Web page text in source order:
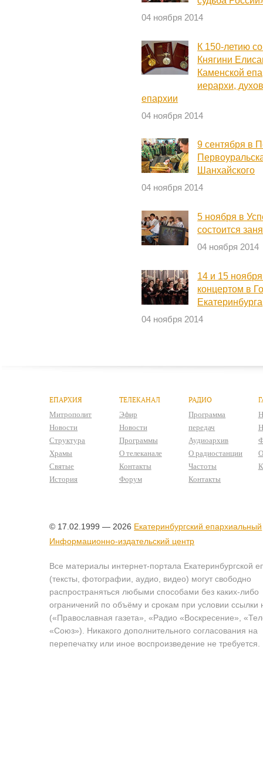
04 ноября 2014
К 150-летию
Княгини
Каменской
иерархи,
епархии
04 ноября 2014
9 сентября в
Шанхайского
04 ноября 2014
5 ноября в
состоится
04 ноября 2014
14 и 15
концертом в
Екатеринбурга
04 ноября 2014
ЕПАРХИЯ
Митрополит
Новости
Структура
Храмы
Святые
История
ТЕЛЕКАНАЛ
Эфир
Новости
Программы
О телеканале
Контакты
Форум
РАДИО
Программа
передач
Аудиоархив
О радиостанции
Частоты
Контакты
© 17.02.1999 — 2026 Екатеринбургский епархиальный
Информационно-издательский центр
Все материалы интернет-портала Екатеринбургской
(тексты, фотографии, аудио, видео) могут свободно
распространяться любыми способами без каких-либо
ограничений по объёму и срокам при условии ссылки
(«Православная газета», «Радио «Воскресение»,
«Союз»). Никакого дополнительного согласования на
перепечатку или иное воспроизведение не требуется.